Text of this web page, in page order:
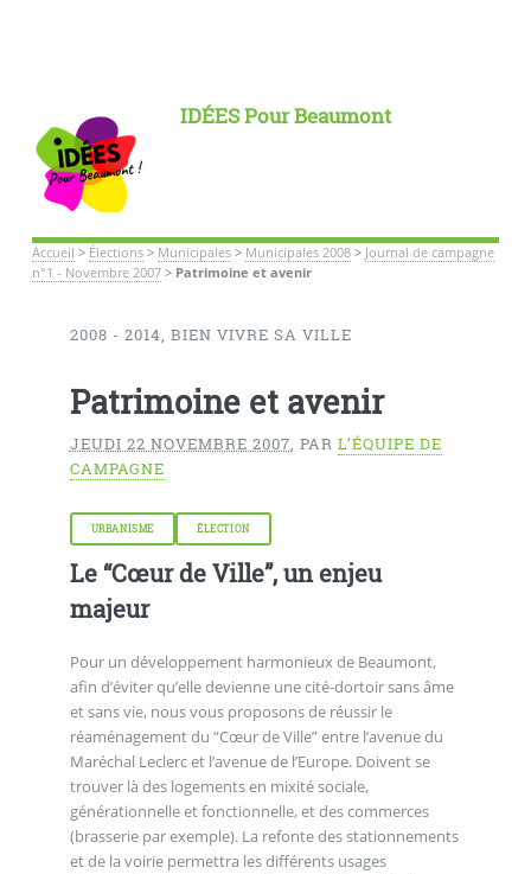
IDÉES Pour Beaumont
Accueil > Élections> Municipales> Municipales 2008> Journal de campagne
n°1 - Novembre 2007> Patrimoine et avenir
2008 - 2014, BIEN VIVRE SA VILLE
Patrimoine et avenir
JEUDI 22 NOVEMBRE 2007, PAR L’ÉQUIPE DE
CAMPAGNE
URBANISME ÉLECTION
Le “Cœur de Ville”, un enjeu
majeur
Pour un développement harmonieux de Beaumont,
afin d’éviter qu’elle devienne une cité-dortoir sans âme
et sans vie, nous vous proposons de réussir le
réaménagement du “Cœur de Ville” entre l’avenue du
Maréchal Leclerc et l’avenue de l’Europe. Doivent se
trouver là des logements en mixité sociale,
générationnelle et fonctionnelle, et des commerces
(brasserie par exemple). La refonte des stationnements
et de la voirie permettra les différents usages